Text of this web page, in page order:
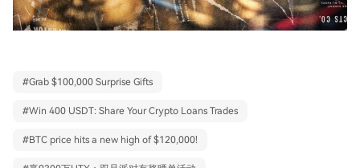
#Grab $100,000 Surprise Gifts
#Win 400 USDT: Share Your Crypto Loans Trades
#BTC price hits a new high of $120,000!